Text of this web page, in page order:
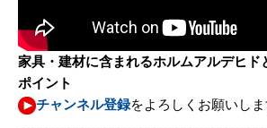
家具・建材に含まれるホルムアルデヒド
ポイント
チャンネル登録をよろしくお願いしま